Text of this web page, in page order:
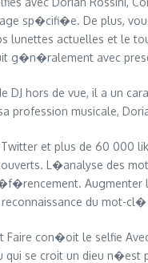
sp�cifi�e. De plus,
lunettes actuelles et le
g�n�ralement avec
DJ hors de vue, il a un
profession musicale,
et plus de 60
L�analyse des
du mot-
con�oit le selfie
qui se croit un dieu